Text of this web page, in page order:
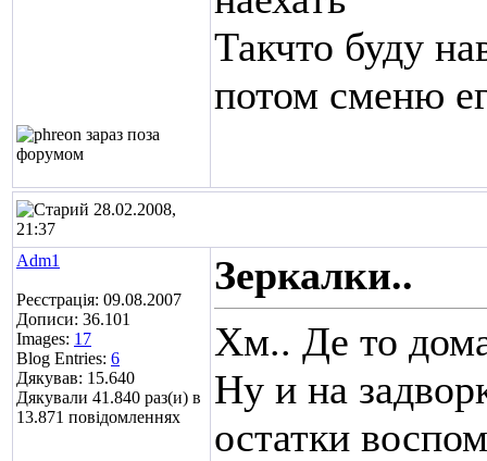
Такчто буду
потом сменю
28.02.2008,
21:37
Adm1
Реєстрація: 09.08.2007
Дописи: 36.101
Images: 17
Blog Entries: 6
Дякував: 15.640
Дякували 41.840 раз(и) в
13.871 повідомленнях
Зеркалки..
Хм.. Де то
Ну и на
остатки